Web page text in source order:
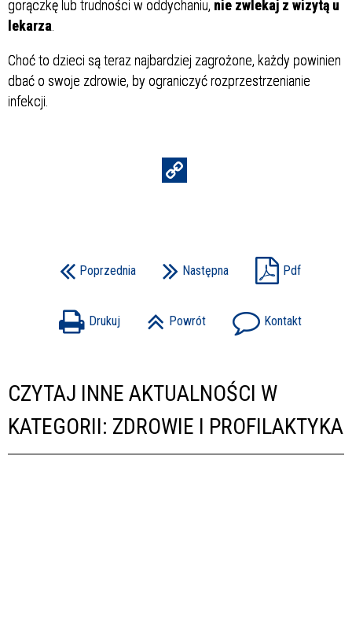
gorączkę lub trudności w oddychaniu, nie zwlekaj z wizytą u
lekarza
Choć to dzieci są teraz najbardziej zagrożone, każdy powinien
dbać o swoje zdrowie, by ograniczyć rozprzestrzenianie
infekcji.
Poprzednia Następna Pdf
Drukuj Powrót Kontakt
CZYTAJ INNE AKTUALNOŚCI W
KATEGORII: ZDROWIE I PROFILAKTYKA